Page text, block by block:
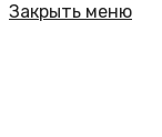
Закрыть меню